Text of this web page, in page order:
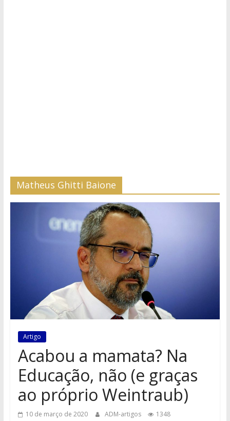
Matheus Ghitti Baione
Artigo
Acabou a mamata? Na
Educação, não (e graças
ao próprio Weintraub)
10 de março de 2020 ADM-artigos
1348